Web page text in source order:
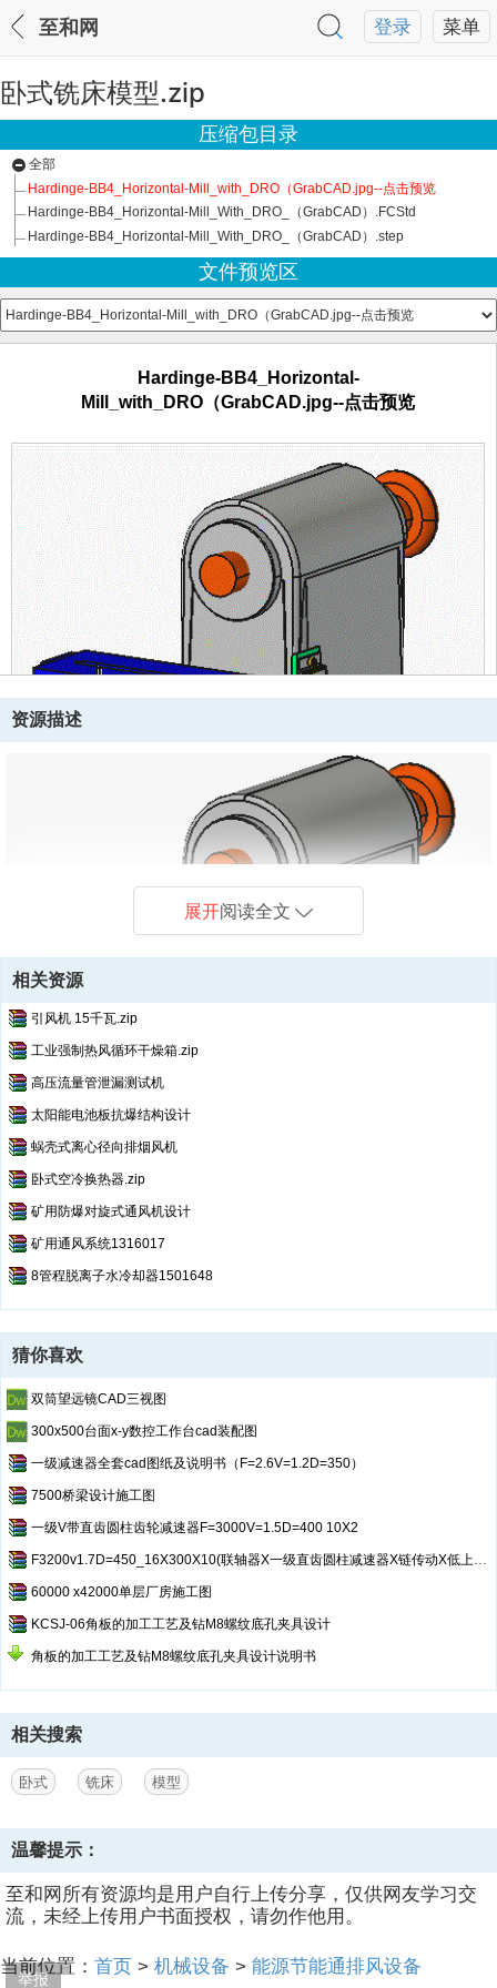
菜单
登录
至和网
卧式铣床模型.zip
举报
压缩包目录
全部
Hardinge-BB4_Horizontal-Mill_with_DRO（GrabCAD.jpg--点击预览
Hardinge-BB4_Horizontal-Mill_With_DRO_（GrabCAD）.FCStd
Hardinge-BB4_Horizontal-Mill_With_DRO_（GrabCAD）.step
文件预览区
Hardinge-BB4_Horizontal-
Mill_with_DRO（GrabCAD.jpg--点击预览
资源描述
展开阅读全文
相关资源
引风机 15千瓦.zip
工业强制热风循环干燥箱.zip
高压流量管泄漏测试机
太阳能电池板抗爆结构设计
蜗壳式离心径向排烟风机
卧式空冷换热器.zip
矿用防爆对旋式通风机设计
矿用通风系统1316017
8管程脱离子水冷却器1501648
猜你喜欢
双筒望远镜CAD三视图
300x500台面x-y数控工作台cad装配图
一级减速器全套cad图纸及说明书（F=2.6V=1.2D=350）
7500桥梁设计施工图
一级V带直齿圆柱齿轮减速器F=3000V=1.5D=400 10X2
F3200v1.7D=450_16X300X10(联轴器X一级直齿圆柱减速器X链传动X低上高下)
60000 x42000单层厂房施工图
KCSJ-06角板的加工工艺及钻M8螺纹底孔夹具设计
角板的加工工艺及钻M8螺纹底孔夹具设计说明书
相关搜索
卧式 铣床 模型
温馨提示：
至和网所有资源均是用户自行上传分享，仅供网友学习交
流，未经上传用户书面授权，请勿作他用。
当前位置： 首页 > 机械设备 > 能源节能通排风设备